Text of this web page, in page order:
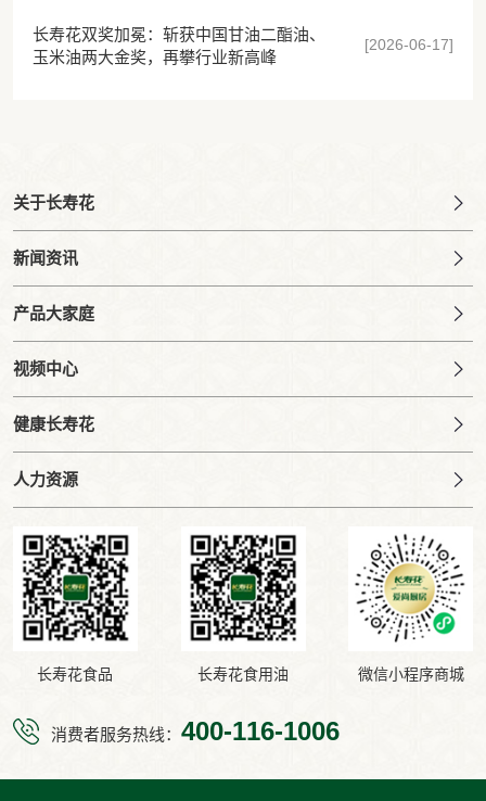
长寿花双奖加冕：斩获中国甘油二酯油、
玉米油两大金奖，再攀行业新高峰
[2026-06-17]
关于长寿花
新闻资讯
产品大家庭
视频中心
健康长寿花
人力资源
长寿花食品 长寿花食用油 微信小程序商城
消费者服务热线： 400-116-1006